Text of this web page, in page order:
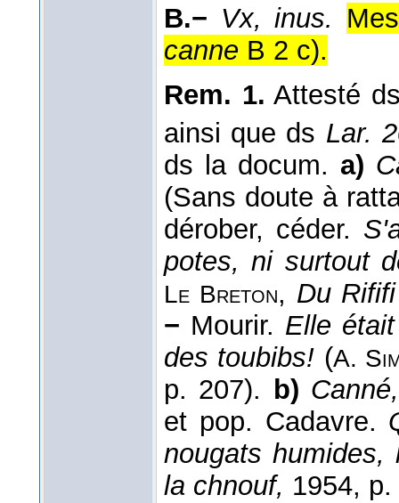
B.− Vx, inus.
canne B 2 c).
Rem. 1. Attesté
ainsi que ds Lar.
ds la docum. a)
(Sans doute à
dérober, céder.
potes, ni surtout
Le Breton, Du
− Mourir. Elle
des toubibs! (A.
p. 207). b)
et pop. Cadavre.
nougats humides,
la chnouf, 1954,